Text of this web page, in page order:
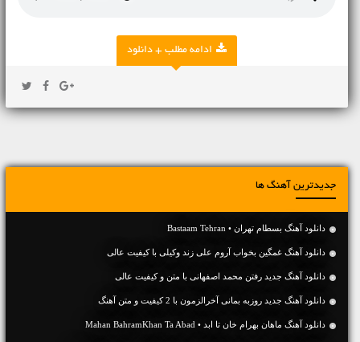
ادامه مطلب + دانلود
جدیدترین آهنگ ها
دانلود آهنگ بسطام تهران • Bastaam Tehran
دانلود آهنگ غمگین بخواب آروم علی زند وکیلی با کیفیت عالی
دانلود آهنگ جديد رفتن محمد اصفهانی با متن و کیفیت عالی
دانلود آهنگ جديد روزبه بمانی آخرالزمون با 2 کیفیت و متن آهنگ
دانلود آهنگ ماهان بهرام خان تا ابد • Mahan BahramKhan Ta Abad